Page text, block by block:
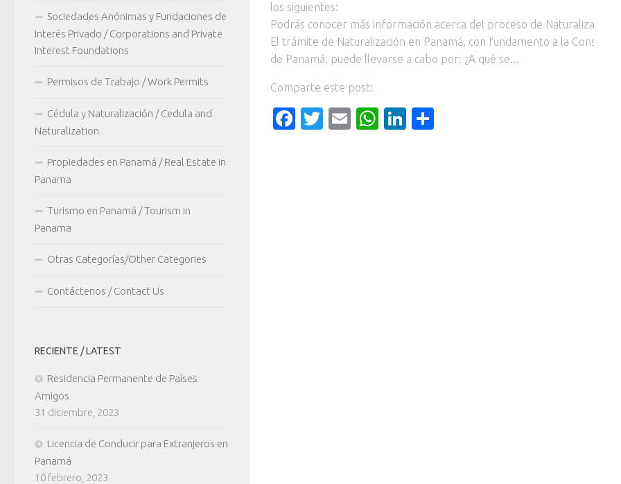
los siguientes:
Podrás conocer más información acerca del proceso de Naturalización,
El trámite de Naturalización en Panamá, con fundamento a la
de Panamá, puede llevarse a cabo por: ¿A qué se...
Comparte este post:
Facebook
Twitter
EmailWhatsApp
LinkedIn
Sociedades Anónimas y Fundaciones de
Interés Privado / Corporations and Private
Interest Foundations
Permisos de Trabajo / Work Permits
Cédula y Naturalización / Cedula and
Naturalization
Propiedades en Panamá / Real Estate in
Panama
Turismo en Panamá / Tourism in
Panama
Otras Categorías/Other Categories
Contáctenos / Contact Us
RECIENTE / LATEST
Residencia Permanente de Países
Amigos
31 diciembre, 2023
Licencia de Conducir para Extranjeros en
Panamá
10 febrero, 2023